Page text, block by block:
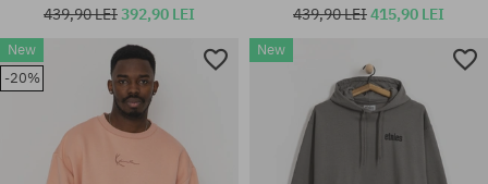
Mărimi existente:
M; L; XL
Mărimi existente:
439,90 LEI392,90 LEI 439,90 LEI415,90 LEI
New
-20%
New